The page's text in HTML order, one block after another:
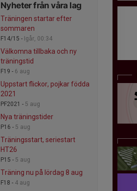
Nyheter från våra lag
Träningen startar efter
sommaren
F14/15 - Igår, 00:34
Välkomna tillbaka och ny
träningstid
F19 - 6 aug
Uppstart flickor, pojkar födda
2021
PF2021 - 5 aug
Nya träningstider
P16 - 5 aug
Träningsstart, seriestart
HT26
P15 - 5 aug
Träning nu på lördag 8 aug
F18 - 4 aug